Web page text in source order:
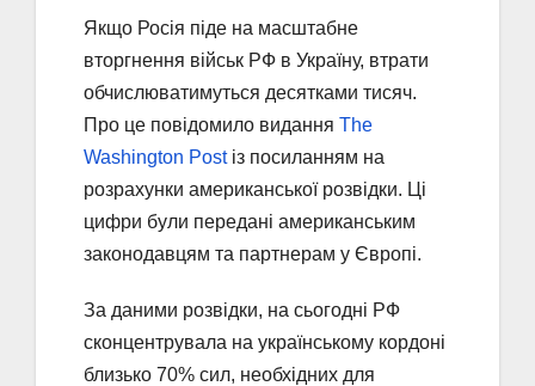
Якщо Росія піде на масштабне
вторгнення військ РФ в Україну, втрати
обчислюватимуться десятками тисяч.
Про це повідомило видання The
Washington Postіз посиланням на
розрахунки американської розвідки. Ці
цифри були передані американським
законодавцям та партнерам у Європі.
За даними розвідки, на сьогодні РФ
сконцентрувала на українському кордоні
близько 70% сил, необхідних для